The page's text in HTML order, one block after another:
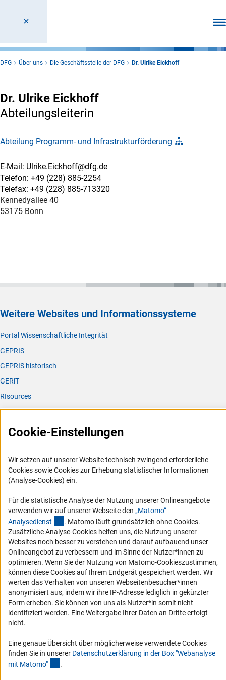
DFG Über uns Die Geschäftsstelle der DFG Dr. Ulrike Eickhoff
Dr. Ulrike Eickhoff
Abteilungsleiterin
Abteilung Programm- und Infrastrukturförderung
E-Mail: Ulrike.Eickhoff@dfg.de
Telefon: +49 (228) 885-2254
Telefax: +49 (228) 885-713320
Kennedyallee 40
53175 Bonn
Weitere Websites und Informationssysteme
Portal Wissenschaftliche Integrität
GEPRIS
GEPRIS historisch
GERiT
RIsources
Service
Presse
Karriere
Logo und Corporate Design
Compliance
Vergabeverfahren
Barrierefreiheit
Service und Informationen für Menschen mit Behinderungen
Erklärung zur Barrierefreiheit
Barriere melden
DFG-aktuell
schauen Sie sich die Ausgaben online an.
Cookie-Einstellungen
Wir setzen auf unserer Website technisch zwingend erforderliche
Cookies sowie Cookies zur Erhebung statistischer Informationen
(Analyse-Cookies) ein.
Für die statistische Analyse der Nutzung unserer Onlineangebote
verwenden wir auf unserer Webseite den „Matomo“
Analysedienst (externer Link)
. Matomo läuft grundsätzlich ohne Cookies.
Zusätzliche Analyse-Cookies helfen uns, die Nutzung unserer
Websites noch besser zu verstehen und darauf aufbauend unser
Onlineangebot zu verbessern und im Sinne der Nutzer*innen zu
optimieren. Wenn Sie der Nutzung von Matomo-Cookieszustimmen,
können diese Cookies auf Ihrem Endgerät gespeichert werden. Wir
werten das Verhalten von unseren Webseitenbesucher*innen
anonymisiert aus, indem wir ihre IP-Adresse lediglich in gekürzter
Form erheben. Sie können von uns als Nutzer*in somit nicht
identifiziert werden. Eine Weitergabe Ihrer Daten an Dritte erfolgt
nicht.
Eine genaue Übersicht über möglicherweise verwendete Cookies
finden Sie in unserer Datenschutzerklärung in der Box "Webanalyse
mit Matomo" .